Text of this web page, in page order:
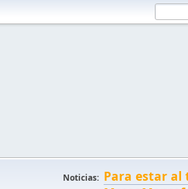
Noticias: Para estar